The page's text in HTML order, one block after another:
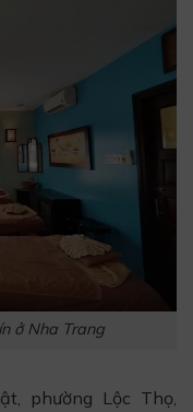
ở Nha Trang
phường Lộc Thọ,